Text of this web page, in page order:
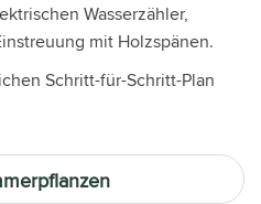
Wasserzähler,
mit Holzspänen.
Schritt-für-Schritt-Plan